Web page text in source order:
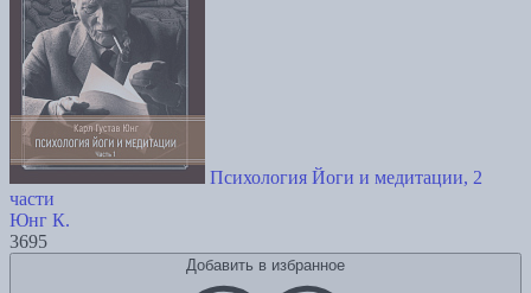
Психология Йоги и медитации, 2
части
Юнг К.
3695
Добавить в избранное